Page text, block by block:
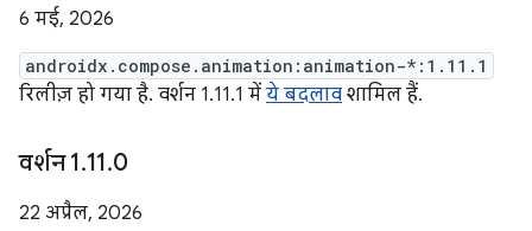
6 मई, 2026
androidx.compose.animation:animation-*:1.11.1
रिलीज़ हो गया है. वर्शन 1.11.1 में ये बदलाव शामिल हैं.
वर्शन 1.11.0
22 अप्रैल, 2026